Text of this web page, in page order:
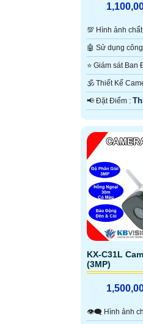
💯 Hình ảnh
Hồng Ngoại
🕉️ Thiết Kế
️📢 Đặt Điểm :
KX-C31L
(3MP)
👁️‍🗨 Hình ảnh